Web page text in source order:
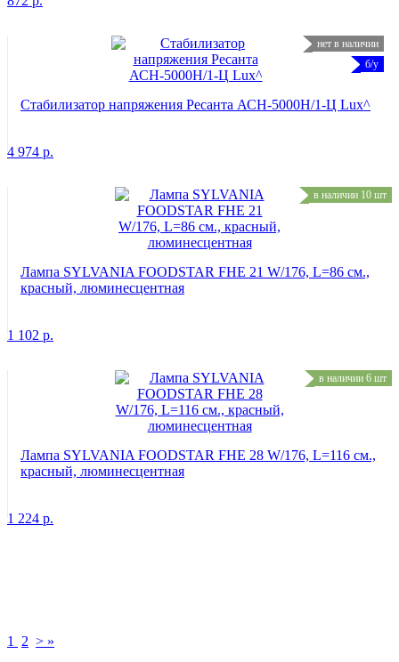
нет в наличии
б/у
Стабилизатор напряжения Ресанта АСН-5000Н/1-Ц Lux^
4 974 р.
в наличии 10 шт
Лампа SYLVANIA FOODSTAR FHE 21 W/176, L=86 см.,
красный, люминесцентная
1 102 р.
в наличии 6 шт
Лампа SYLVANIA FOODSTAR FHE 28 W/176, L=116 см.,
красный, люминесцентная
1 224 р.
1 2 > »